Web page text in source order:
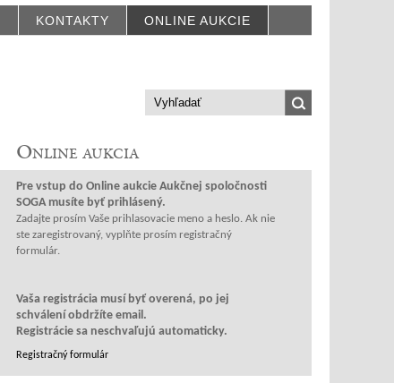
KONTAKTY ONLINE AUKCIE
Online aukcia
Pre vstup do Online aukcie Aukčnej spoločnosti
SOGA musíte byť prihlásený.
Zadajte prosím Vaše prihlasovacie meno a heslo. Ak nie
ste zaregistrovaný, vyplňte prosím registračný
formulár.
Vaša registrácia musí byť overená, po jej
schválení obdržíte email.
Registrácie sa neschvaľujú automaticky.
Registračný formulár